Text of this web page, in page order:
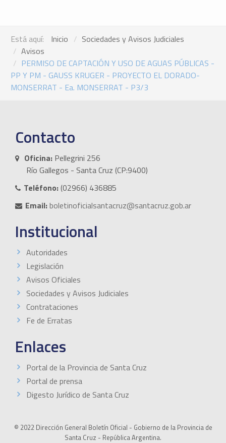
Está aquí: Inicio
Sociedades y Avisos Judiciales
Avisos
PERMISO DE CAPTACIÓN Y USO DE AGUAS PÚBLICAS -
PP Y PM - GAUSS KRUGER - PROYECTO EL DORADO-
MONSERRAT - Ea. MONSERRAT - P3/3
Contacto
Oficina: Pellegrini 256
Río Gallegos - Santa Cruz (CP:9400)
Teléfono:(02966) 436885
Email:boletinoficialsantacruz@santacruz.gob.ar
Institucional
Autoridades
Legislación
Avisos Oficiales
Sociedades y Avisos Judiciales
Contrataciones
Fe de Erratas
Enlaces
Portal de la Provincia de Santa Cruz
Portal de prensa
Digesto Jurídico de Santa Cruz
© 2022 Dirección General Boletín Oficial - Gobierno de la Provincia de
Santa Cruz - República Argentina.